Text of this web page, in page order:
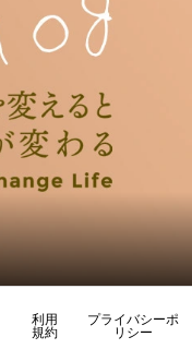
利用
規約
プライバシーポ
リシー